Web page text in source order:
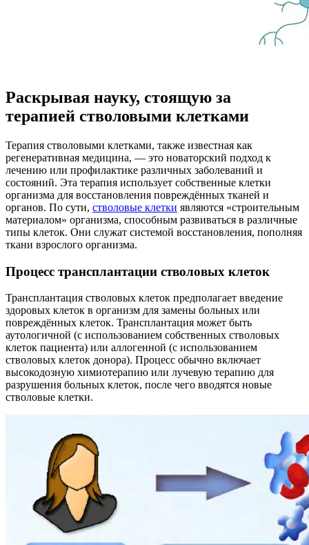
Раскрывая науку, стоящую за
терапией стволовыми клетками
Терапия стволовыми клетками, также известная как
регенеративная медицина, — это новаторский подход к
лечению или профилактике различных заболеваний и
состояний. Эта терапия использует собственные клетки
организма для восстановления повреждённых тканей и
органов. По сути, стволовые клетки являются «строительным
материалом» организма, способным развиваться в различные
типы клеток. Они служат системой восстановления, пополняя
ткани взрослого организма.
Процесс трансплантации стволовых клеток
Трансплантация стволовых клеток предполагает введение
здоровых клеток в организм для замены больных или
повреждённых клеток. Трансплантация может быть
аутологичной (с использованием собственных стволовых
клеток пациента) или аллогенной (с использованием
стволовых клеток донора). Процесс обычно включает
высокодозную химиотерапию или лучевую терапию для
разрушения больных клеток, после чего вводятся новые
стволовые клетки.